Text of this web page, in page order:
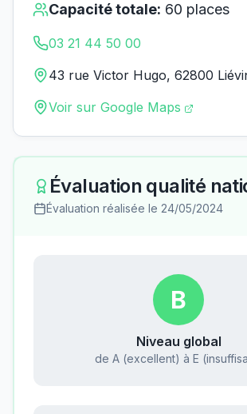
Capacité totale: 60 places
03 21 44 50 00
43 rue Victor Hugo, 62800
Voir sur Google Maps
Évaluation qualité
Évaluation réalisée le 24/05/2024
B
Niveau global
de A (excellent) à E